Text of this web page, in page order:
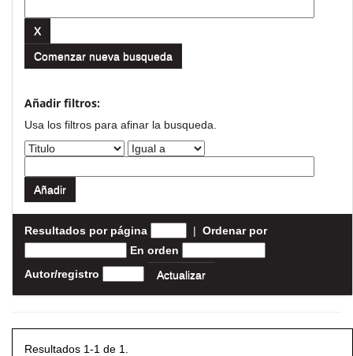
Comenzar nueva busqueda
Añadir filtros:
Usa los filtros para afinar la busqueda.
Resultados por página | Ordenar por
En orden
Autor/registro
Resultados 1-1 de 1.